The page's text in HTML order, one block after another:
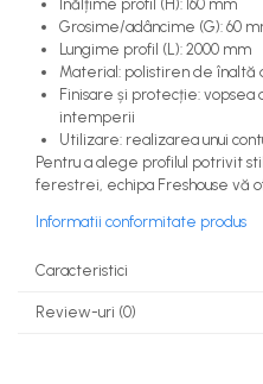
Înălțime profil (H): 160 mm
Grosime/adâncime (G): 60
Lungime profil (L): 2000 mm
Material: polistiren de înaltă
Finisare și protecție:
intemperii
Utilizare: realizarea unui
Pentru a alege profilul potrivit
ferestrei, echipa Freshouse vă
Informatii conformitate produs
Caracteristici
Review-uri (0)